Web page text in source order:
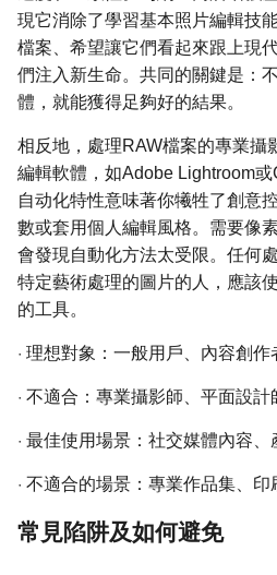
現它消除了學習基本照片編輯技
檔案、希望讓它們看起來跟上現
們注入新生命。共同的關鍵是：
體，就能獲得足夠好的結果。
相反地，處理RAW檔案的專業攝
編輯軟體，如Adobe Lightroom
自动化特性意味著你犧牲了創
數或套用個人編輯風格。需要像
會發現自動化方法太受限。任何
特定藝術處理的圖片的人，應該
的工具。
· 理想對象：一般用戶、內容創作
· 不適合：專業攝影師、平面設計
· 最佳使用場景：社交媒體內容、
· 不適合的場景：專業作品集、印
常見陷阱及如何避免